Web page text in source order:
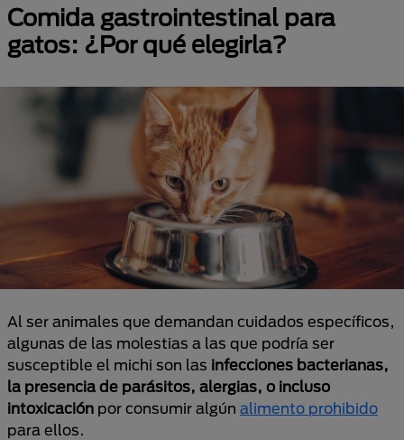
Comida gastrointestinal para
gatos: ¿Por qué elegirla?
Al ser animales que demandan cuidados específicos,
algunas de las molestias a las que podría ser
susceptible el michi son las infecciones bacterianas,
la presencia de parásitos, alergias, o incluso
intoxicación por consumir algún alimento prohibido
para ellos.